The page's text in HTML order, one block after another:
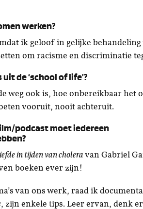
werken?
ik geloof in gelijke
om racisme en discriminatie
de ‘school of life’?
weg ook is, hoe onbereikbaar het
vooruit, nooit achteruit.
podcast moet iedereen
in tijden van cholera van Gabriel
boeken ever zijn!
van ons werk, raad ik
, zijn enkele tips. Leer ervan, denk